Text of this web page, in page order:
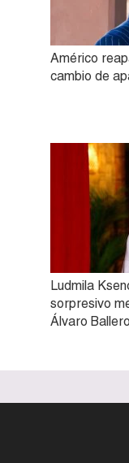
Américo
cambio de
Ludmila
sorpresivo
Álvaro Ballero